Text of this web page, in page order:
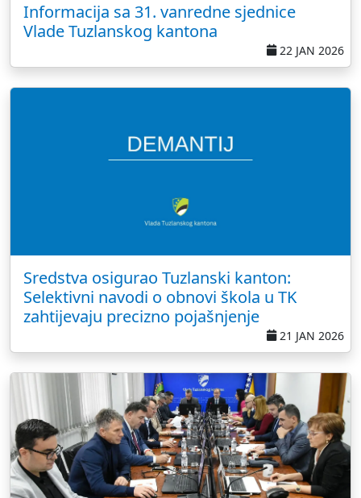
Informacija sa 31. vanredne sjednice
Vlade Tuzlanskog kantona
22 JAN 2026
Sredstva osigurao Tuzlanski kanton:
Selektivni navodi o obnovi škola u TK
zahtijevaju precizno pojašnjenje
21 JAN 2026